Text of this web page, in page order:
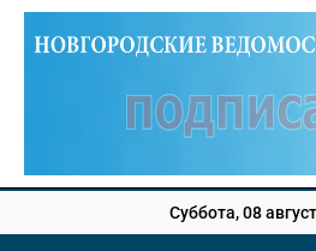
Суббота, 08